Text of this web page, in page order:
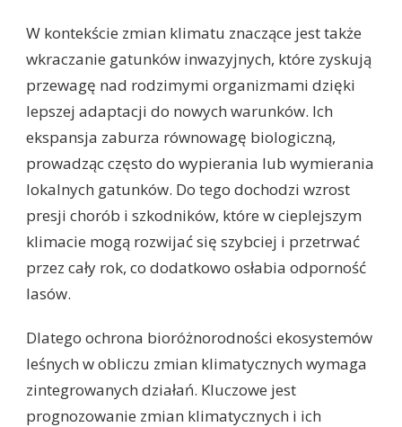
W kontekście zmian klimatu znaczące jest także
wkraczanie gatunków inwazyjnych, które zyskują
przewagę nad rodzimymi organizmami dzięki
lepszej adaptacji do nowych warunków. Ich
ekspansja zaburza równowagę biologiczną,
prowadząc często do wypierania lub wymierania
lokalnych gatunków. Do tego dochodzi wzrost
presji chorób i szkodników, które w cieplejszym
klimacie mogą rozwijać się szybciej i przetrwać
przez cały rok, co dodatkowo osłabia odporność
lasów.
Dlatego ochrona bioróżnorodności ekosystemów
leśnych w obliczu zmian klimatycznych wymaga
zintegrowanych działań. Kluczowe jest
prognozowanie zmian klimatycznych i ich